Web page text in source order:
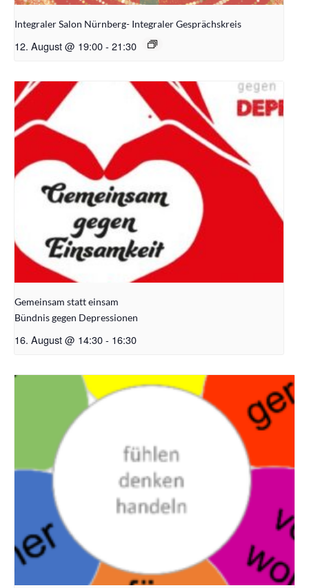
Integraler Salon Nürnberg- Integraler Gesprächskreis
12. August @ 19:00- 21:30
Gemeinsam statt einsam
Bündnis gegen Depressionen
16. August @ 14:30- 16:30